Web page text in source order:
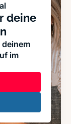
deine
im